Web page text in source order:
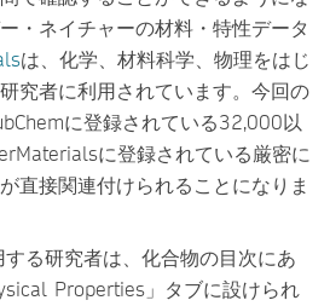
・ネイチャーの材料・特性データ
は、化学、材料科学、物理をはじ
究者に利用されています。今回の
に登録されている32,000以
に登録されている厳密に
直接関連付けられることになりま
る研究者は、化合物の目次にあ
Properties」タブに設けられ